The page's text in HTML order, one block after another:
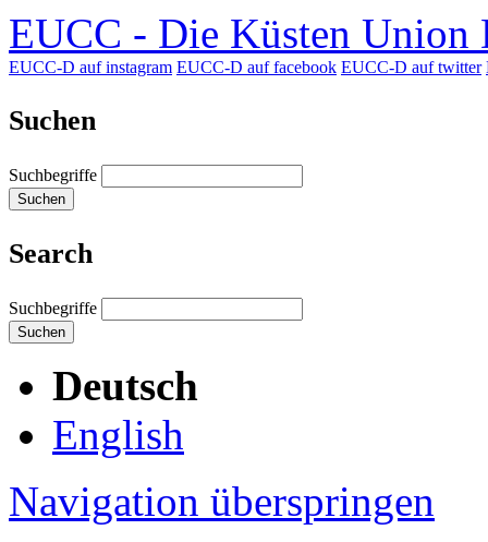
EUCC - Die Küsten Union
EUCC-D auf instagram EUCC-D auf facebook EUCC-D auf twitter
Suchen
Suchbegriffe
Suchen
Search
Suchbegriffe
Suchen
Deutsch
English
Navigation überspringen